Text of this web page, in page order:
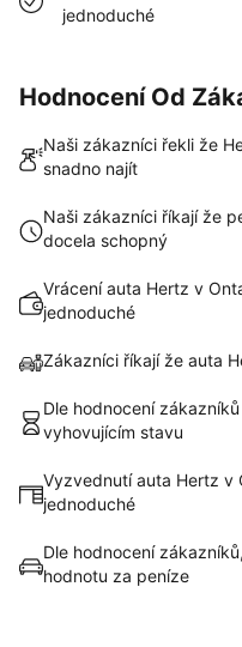
jednoduché
Hodnocení Od
Naši zákazníci řekli že
snadno najít
Naši zákazníci říkají že
docela schopný
Vrácení auta Hertz v
jednoduché
Zákazníci říkají že auta
Dle hodnocení
vyhovujícím stavu
Vyzvednutí auta Hertz v
jednoduché
Dle hodnocení
hodnotu za peníze